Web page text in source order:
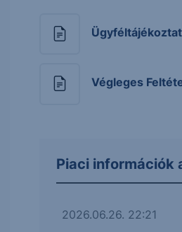
Végleges
Piaci információk
2026.06.26. 22:21